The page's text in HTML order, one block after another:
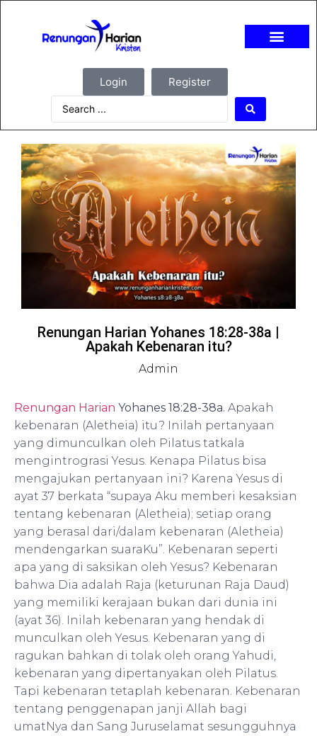
Login Register
Renungan Harian Yohanes 18:28-38a |
Apakah Kebenaran itu?
Admin
Renungan Harian Yohanes 18:28-38a. Apakah
kebenaran (Aletheia) itu? Inilah pertanyaan
yang dimunculkan oleh Pilatus tatkala
mengintrograsi Yesus. Kenapa Pilatus bisa
mengajukan pertanyaan ini? Karena Yesus di
ayat 37 berkata “supaya Aku memberi kesaksian
tentang kebenaran (Aletheia); setiap orang
yang berasal dari/dalam kebenaran (Aletheia)
mendengarkan suaraKu”. Kebenaran seperti
apa yang di saksikan oleh Yesus? Kebenaran
bahwa Dia adalah Raja (keturunan Raja Daud)
yang memiliki kerajaan bukan dari dunia ini
(ayat 36). Inilah kebenaran yang hendak di
munculkan oleh Yesus. Kebenaran yang di
ragukan bahkan di tolak oleh orang Yahudi,
kebenaran yang dipertanyakan oleh Pilatus.
Tapi kebenaran tetaplah kebenaran. Kebenaran
tentang penggenapan janji Allah bagi
umatNya dan Sang Juruselamat sesungguhnya